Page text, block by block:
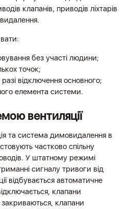
клапанів, приводів ліхтарів
без участі людини;
точок;
відключення основного;
елемента системи.
вентиляції
та система димовидалення в
частково спільну
У штатному режимі
сигналу тривоги від
відбувається автоматичне
клапани
клапани